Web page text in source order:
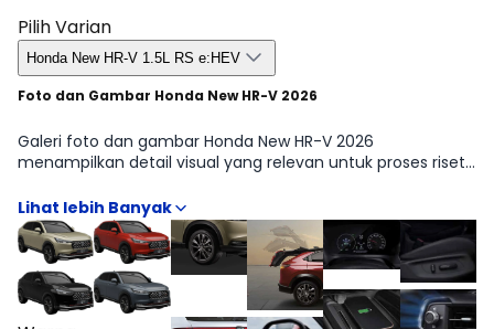
Pilih Varian
Honda New HR-V 1.5L RS e:HEV
Foto dan Gambar Honda New HR-V 2026
Galeri foto dan gambar Honda New HR-V 2026
menampilkan detail visual yang relevan untuk proses riset
kabin, hingga elemen kecil yang sering jadi pertimbangan
seperti desain lampu, velg, dan garis bodi. Kumpulan
gambar juga membantu melihat proporsi dan karakter
desain Honda New HR-V secara lebih realistis, sehingga
penilaian tidak hanya bergantung pada spesifikasi di atas
kertas. Galeri ini melengkapi informasi harga, fitur, dan